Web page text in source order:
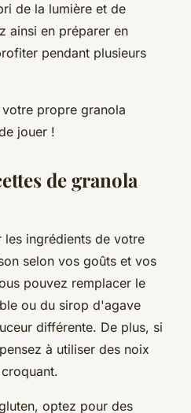
de la lumière et de
ainsi en préparer en
pendant plusieurs
propre granola
jouer !
de granola
les ingrédients de votre
selon vos goûts et vos
pouvez remplacer le
ou du sirop d'agave
différente. De plus, si
à utiliser des noix
optez pour des